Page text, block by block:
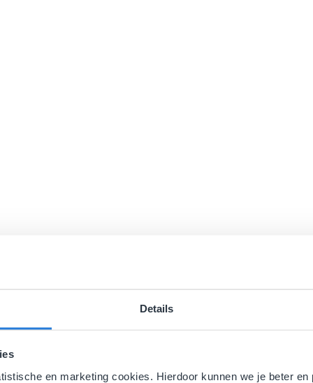
Details
en marketing cookies. Hierdoor kunnen we je beter